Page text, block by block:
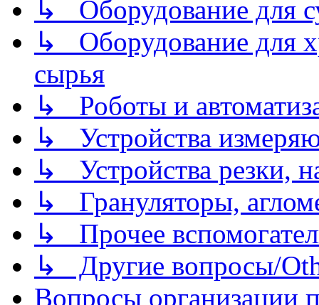
↳ Оборудование для
↳ Оборудование для
сырья
↳ Роботы и
↳ Устройства
↳ Устройства резки,
↳ Грануляторы,
↳ Прочее
↳ Другие вопросы/
Вопросы организации